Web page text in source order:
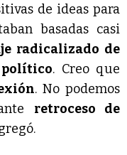
de ideas para
basadas casi
radicalizado de
. Creo que
. No podemos
retroceso de